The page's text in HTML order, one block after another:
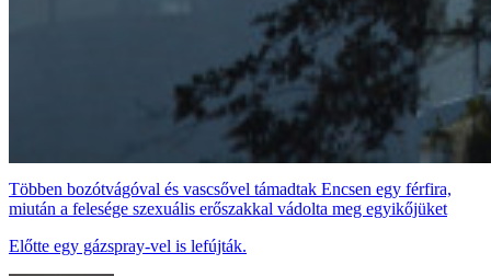
Többen bozótvágóval és vascsővel támadtak Encsen egy férfira,
miután a felesége szexuális erőszakkal vádolta meg egyikőjüket
Előtte egy gázspray-vel is lefújták.